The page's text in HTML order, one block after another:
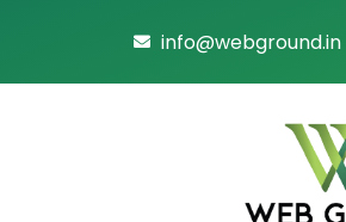
info@webground.in